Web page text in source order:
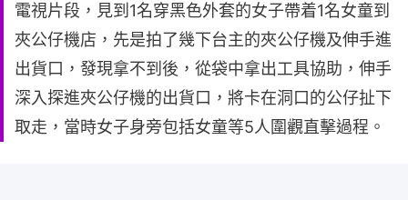
電視片段，見到1名穿黑色外套的女子帶着1名女童到
夾公仔機店，先是拍了幾下台主的夾公仔機及伸手進
出貨口，發現拿不到後，從袋中拿出工具協助，伸手
深入探進夾公仔機的出貨口，將卡在洞口的公仔扯下
取走，當時女子身旁包括女童等5人圍觀直擊過程。